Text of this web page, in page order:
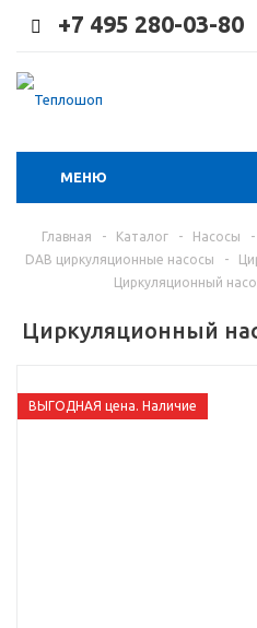
+7 495 280-03-80
МЕНЮ
Главная - Каталог - Насосы -
DAB циркуляционные насосы
-
Циркуляционный
Циркуляционный
ВЫГОДНАЯ цена. Наличие